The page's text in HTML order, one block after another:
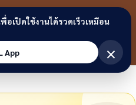
ขอนแก่น
ลิงก์
อเปิดใช้งานได้รวดเร็วเหมือน
App
×